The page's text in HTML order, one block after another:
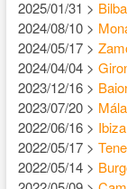
2025/01/31 >
2024/08/10 >
2024/05/17 >
2024/04/04 >
2023/12/16 >
2023/07/20 >
2022/06/16 > Ibiza
2022/05/17 >
2022/05/14 >